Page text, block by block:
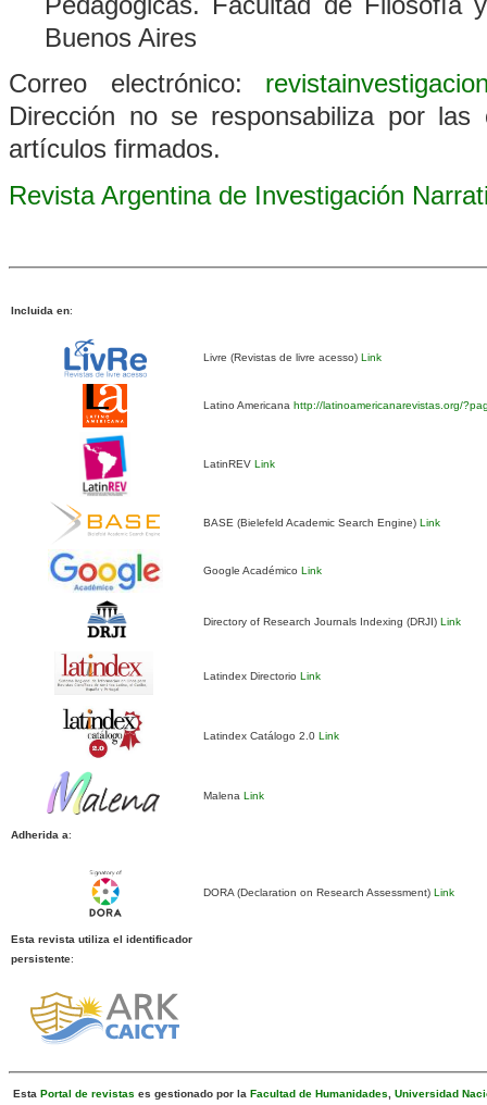
Buenos Aires
Correo electrónico:
Dirección no se responsabiliza por las
artículos firmados.
Revista Argentina de Investigación
Incluida en:
Livre (Revistas de livre acesso) Link
Latino Americana http://latinoamericanarevistas.org/
LatinREV Link
BASE (Bielefeld Academic Search Engine) Link
Google Académico Link
Directory of Research Journals Indexing (DRJI) Link
Latindex Directorio Link
Latindex Catálogo 2.0 Link
Malena Link
Adherida a:
DORA (Declaration on Research Assessment) Link
Esta revista utiliza el identificador
persistente:
Esta Portal de revistas es gestionado por la Facultad de Humanidades
Universidad